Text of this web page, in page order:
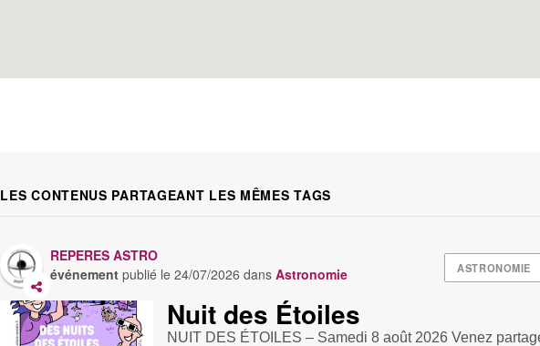
LES CONTENUS PARTAGEANT LES MÊMES TAGS
ASTRONOMIE
REPERES ASTRO
événement publié le24/07/2026 dansAstronomie
Nuit des Étoiles
NUIT DES ÉTOILES – Samedi 8 août 2026 Venez